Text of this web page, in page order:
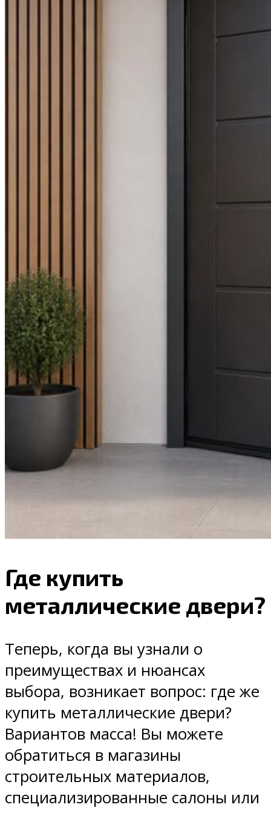
Где купить
металлические двери?
Теперь, когда вы узнали о
преимуществах и нюансах
выбора, возникает вопрос: где же
купить металлические двери?
Вариантов масса! Вы можете
обратиться в магазины
строительных материалов,
специализированные салоны или